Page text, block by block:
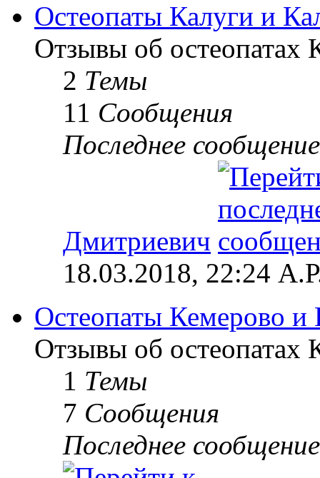
Остеопаты Калуги и
Отзывы об остеопатах
2 Темы
11 Сообщения
Последнее сообщение
Дмитриевич
18.03.2018, 22:24
Остеопаты Кемерово и
Отзывы об остеопатах
1 Темы
7 Сообщения
Последнее сообщение